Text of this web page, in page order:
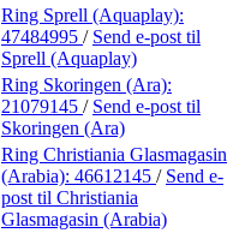
Ring Sprell (Aquaplay):
47484995 / Send e-post til
Sprell (Aquaplay)
Ring Skoringen (Ara):
21079145 / Send e-post til
Skoringen (Ara)
Ring Christiania Glasmagasin
(Arabia): 46612145 / Send e-
post til Christiania
Glasmagasin (Arabia)